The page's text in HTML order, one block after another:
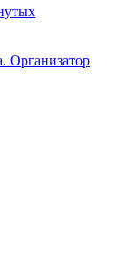
Организатор